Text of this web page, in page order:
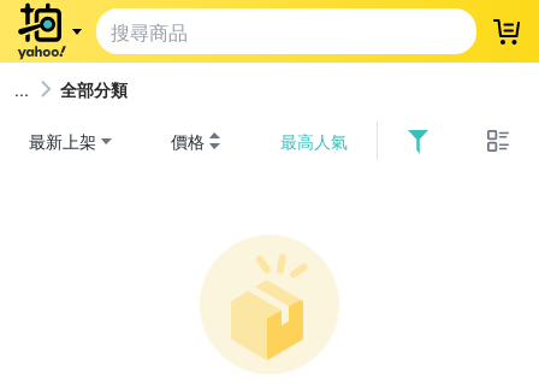
登
全部分類
最新上架 價格 最高人氣